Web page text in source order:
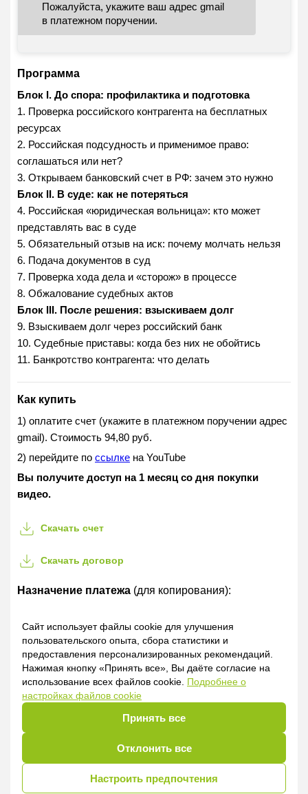
Сайт использует файлы cookie для улучшения
пользовательского опыта, сбора статистики и
предоставления персонализированных рекомендаций.
Нажимая кнопку «Принять все», Вы даёте согласие на
использование всех файлов cookie. Подробнее о
настройках файлов cookie
Принять все
Отклонить все
Настроить предпочтения
Пожалуйста, укажите ваш адрес gmail
в платежном поручении.
Программа
Блок I. До спора: профилактика и подготовка
1. Проверка российского контрагента на бесплатных
ресурсах
2. Российская подсудность и применимое право:
соглашаться или нет?
3. Открываем банковский счет в РФ: зачем это нужно
Блок II. В суде: как не потеряться
4. Российская «юридическая вольница»: кто может
представлять вас в суде
5. Обязательный отзыв на иск: почему молчать нельзя
6. Подача документов в суд
7. Проверка хода дела и «сторож» в процессе
8. Обжалование судебных актов
Блок III. После решения: взыскиваем долг
9. Взыскиваем долг через российский банк
10. Судебные приставы: когда без них не обойтись
11. Банкротство контрагента: что делать
Как купить
1) оплатите счет (укажите в платежном поручении адрес
gmail). Стоимость 94,80 руб.
2) перейдите по ссылке на YouTube
Вы получите доступ на 1 месяц со дня покупки
видео.
Скачать счет
Скачать договор
Назначение платежа (для копирования):
предоставления видеозаписи онлайн-мероприятия
ПРАКТИК по теме «Практические советы по ведению
споров в российских судах и взысканию задолженности
с российских контрагентов» согласно счету № 1-
00004006 VIDEO от 07.05.2026
ТП WEB PREMIUM
перейти по